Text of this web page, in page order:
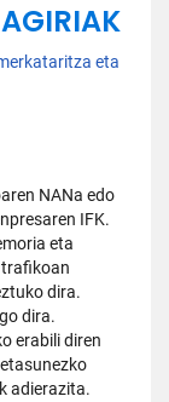
eta
NANa edo
IFK.
eta
dira.
dira.
erabili diren
adierazita.